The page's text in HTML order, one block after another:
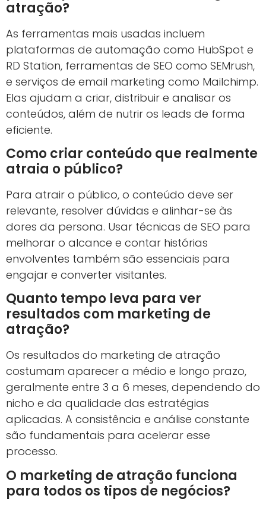
atração?
As ferramentas mais usadas incluem
plataformas de automação como HubSpot e
RD Station, ferramentas de SEO como SEMrush,
e serviços de email marketing como Mailchimp.
Elas ajudam a criar, distribuir e analisar os
conteúdos, além de nutrir os leads de forma
eficiente.
Como criar conteúdo que realmente
atraia o público?
Para atrair o público, o conteúdo deve ser
relevante, resolver dúvidas e alinhar-se às
dores da persona. Usar técnicas de SEO para
melhorar o alcance e contar histórias
envolventes também são essenciais para
engajar e converter visitantes.
Quanto tempo leva para ver
resultados com marketing de
atração?
Os resultados do marketing de atração
costumam aparecer a médio e longo prazo,
geralmente entre 3 a 6 meses, dependendo do
nicho e da qualidade das estratégias
aplicadas. A consistência e análise constante
são fundamentais para acelerar esse
processo.
O marketing de atração funciona
para todos os tipos de negócios?